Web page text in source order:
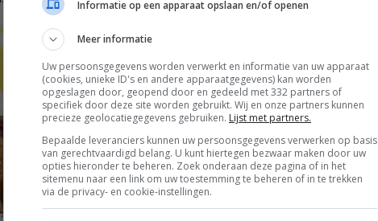
Informatie op een apparaat opslaan en/of openen
Meer informatie
Uw persoonsgegevens worden verwerkt en informatie van uw apparaat
(cookies, unieke ID's en andere apparaatgegevens) kan worden
opgeslagen door, geopend door en gedeeld met 332 partners of
specifiek door deze site worden gebruikt. Wij en onze partners kunnen
precieze geolocatiegegevens gebruiken. Lijst met partners.
Bepaalde leveranciers kunnen uw persoonsgegevens verwerken op basis
van gerechtvaardigd belang. U kunt hiertegen bezwaar maken door uw
opties hieronder te beheren. Zoek onderaan deze pagina of in het
sitemenu naar een link om uw toestemming te beheren of in te trekken
via de privacy- en cookie-instellingen.